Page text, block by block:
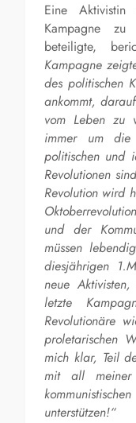
Eine
Kampagne zu
beteiligte,
Kampagne
des politischen
ankommt,
vom Leben zu
immer um
politischen und
Revolutionen
Revolution wird
und der
müssen
diesjährigen
neue
letzte
Revolutionäre
proletarischen
mich klar, Teil
mit all meiner
unterstützen!“